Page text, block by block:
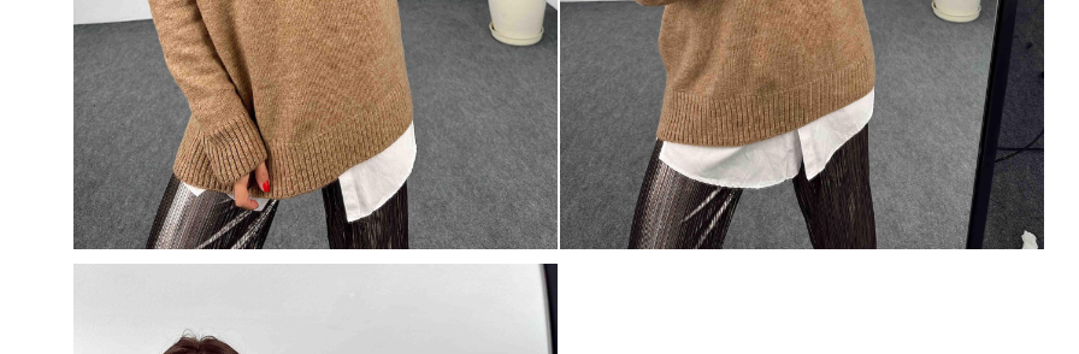
100 TL % 10
500 TL
50 TL
% 5
Mayıs Sürprizi!
Çarkı çevir ve fırsatı yakala !